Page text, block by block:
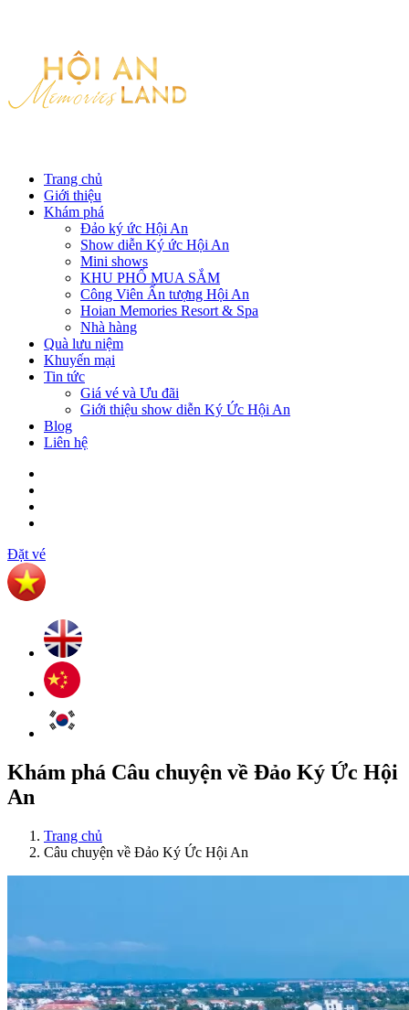
Trang chủ
Giới thiệu
Khám phá
Đảo ký ức Hội An
Show diễn Ký ức Hội An
Mini shows
KHU PHỐ MUA SẮM
Công Viên Ấn tượng Hội An
Hoian Memories Resort & Spa
Nhà hàng
Quà lưu niệm
Khuyến mại
Tin tức
Giá vé và Ưu đãi
Giới thiệu show diễn Ký Ức Hội An
Blog
Liên hệ
Đặt vé
Khám phá Câu chuyện về Đảo Ký Ức Hội
An
Trang chủ
Câu chuyện về Đảo Ký Ức Hội An